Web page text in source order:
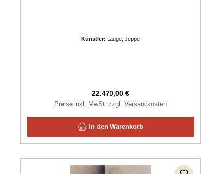
Künstler: Lauge, Jeppe
Regulärer Preis:
22.470,00 €
Preise inkl. MwSt. zzgl. Versandkosten
In den Warenkorb